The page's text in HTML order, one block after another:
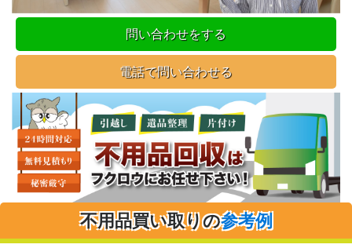
問い合わせをする
電話で問い合わせる
不用品買い取りの参考例